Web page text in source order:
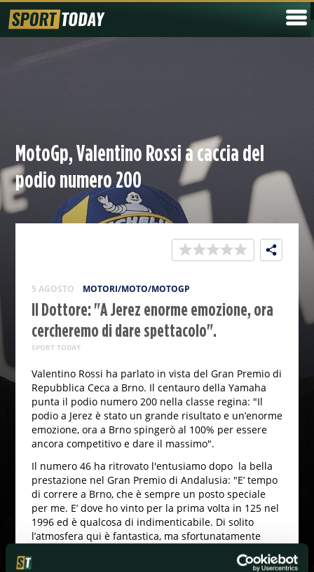
MotoGp, Valentino Rossi a caccia del
podio numero 200
5 AGOSTO MOTORI/MOTO/MOTOGP
Il Dottore: "A Jerez enorme emozione, ora
cercheremo di dare spettacolo".
SPORT TODAY
Valentino Rossi ha parlato in vista del Gran Premio di
Repubblica Ceca a Brno. Il centauro della Yamaha
punta il podio numero 200 nella classe regina: "Il
podio a Jerez è stato un grande risultato e un’enorme
emozione, ora a Brno spingerò al 100% per essere
ancora competitivo e dare il massimo".
Il numero 46 ha ritrovato l'entusiamo dopo la bella
prestazione nel Gran Premio di Andalusia: "E’ tempo
di correre a Brno, che è sempre un posto speciale
per me. E’ dove ho vinto per la prima volta in 125 nel
1996 ed è qualcosa di indimenticabile. Di solito
l’atmosfera qui è fantastica, ma sfortunatamente
Nonostante questo comunque resta una circuito